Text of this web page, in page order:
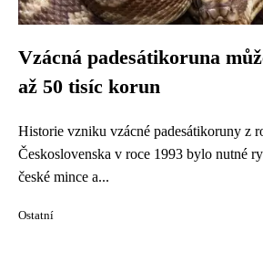
Vzácná padesátikoruna
až 50 tisíc korun
Historie vzniku vzácné padesátikoruny z
Československa v roce 1993 bylo nutné
české mince a...
Ostatní